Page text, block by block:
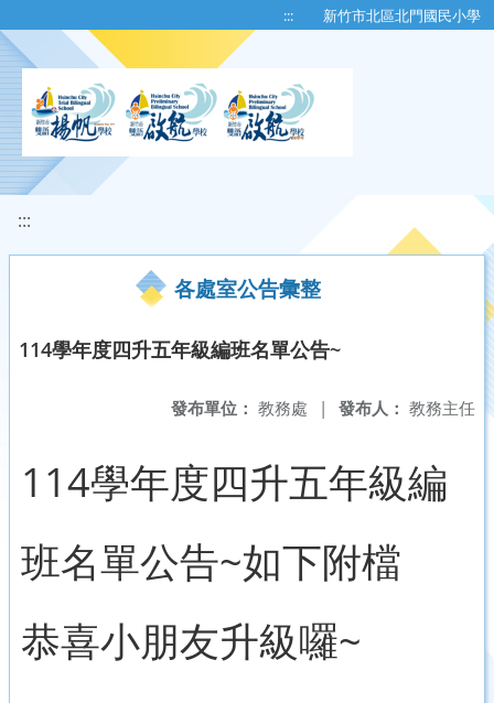
::: 新竹市北區北門國民小學
:::
各處室公告彙整
114學年度四升五年級編班名單公告~
發布人： 教務主任
發布單位： 教務處 |
114學年度四升五年級編
班名單公告~如下附檔
恭喜小朋友升級囉~